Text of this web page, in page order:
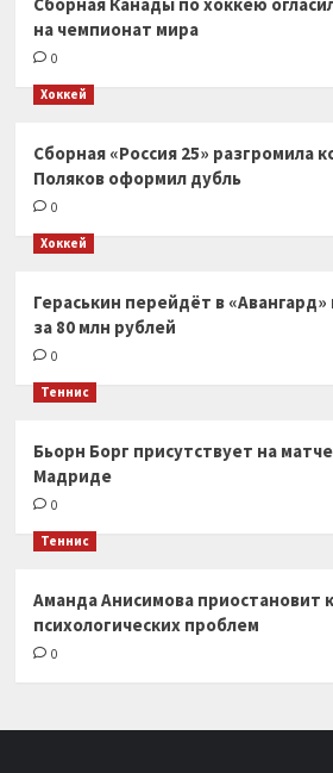
на чемпионат мира
0
Хоккей
Сборная «Россия 25» разгромила
Поляков оформил дубль
0
Хоккей
Гераськин перейдёт в «Авангард»
за 80 млн рублей
0
Теннис
Бьорн Борг присутствует на
Мадриде
0
Теннис
Аманда Анисимова приостановит
психологических проблем
0